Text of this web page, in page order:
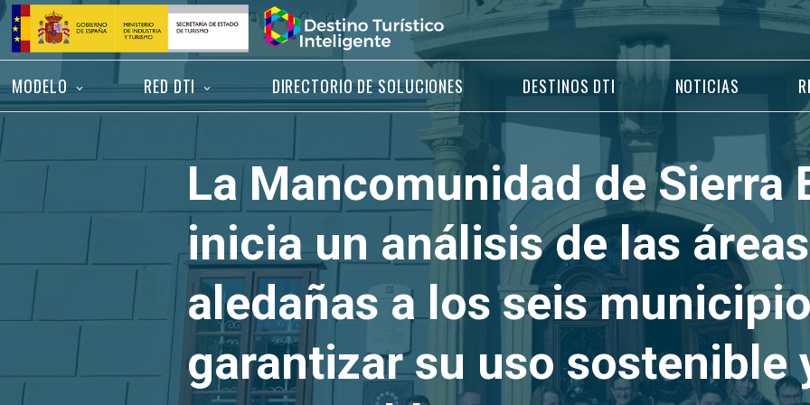
Saltar
contenido
Inicio
MODELO RED DTI DIRECTORIO DE SOLUCIONES DESTINOS DTI NOTICIAS
La Mancomunidad de Sierra
inicia un análisis de las
aledañas a los seis
garantizar su uso sostenible